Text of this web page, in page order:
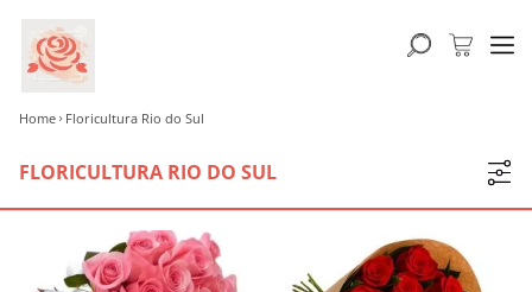
Home Floricultura Rio do Sul
FLORICULTURA RIO DO SUL